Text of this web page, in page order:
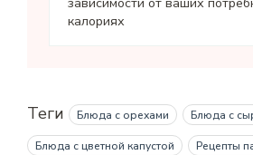
калориях
Теги Блюда с орехами Блюда с
Блюда с цветной капустой Рецепты